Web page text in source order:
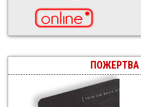
ПОЖЕРТВА